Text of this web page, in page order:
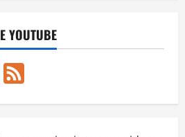
YOUTUBE
YouTube